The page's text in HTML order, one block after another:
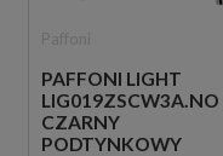
PAFFONI LIGHT
LIG019ZSCW3A.NO
CZARNY
PODTYNKOWY